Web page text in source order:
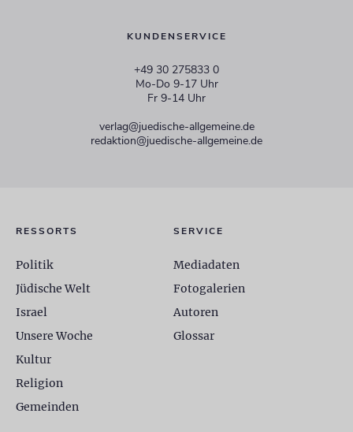
KUNDENSERVICE
+49 30 275833 0
Mo-Do 9-17 Uhr
Fr 9-14 Uhr
verlag@juedische-allgemeine.de
redaktion@juedische-allgemeine.de
RESSORTS
Politik
Jüdische Welt
Israel
Unsere Woche
Kultur
Religion
Gemeinden
SERVICE
Mediadaten
Fotogalerien
Autoren
Glossar